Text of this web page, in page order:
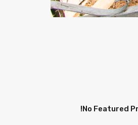
No Featured